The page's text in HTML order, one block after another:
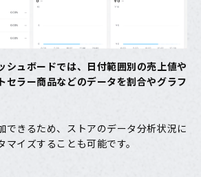
シュボードでは、日付範囲別の売上値や
セラー商品などのデータを割合やグラフ
できるため、ストアのデータ分析状況に
イズすることも可能です。